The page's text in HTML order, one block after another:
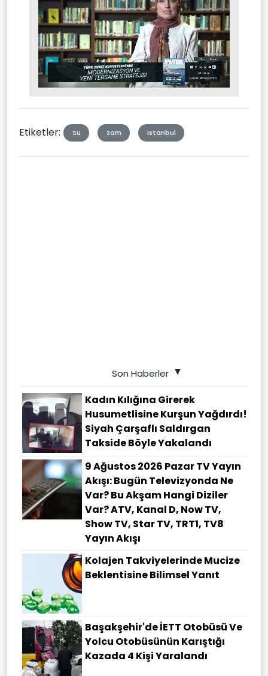
Mute Stream
Etiketler: Su zam istanbul
Son Haberler
Kadın Kılığına Girerek
Husumetlisine Kurşun Yağdırdı!
Siyah Çarşaflı Saldırgan
Takside Böyle Yakalandı
9 Ağustos 2026 Pazar TV Yayın
Akışı: Bugün Televizyonda Ne
Var? Bu Akşam Hangi Diziler
Var? ATV, Kanal D, Now TV,
Show TV, Star TV, TRT1, TV8
Yayın Akışı
Kolajen Takviyelerinde Mucize
Beklentisine Bilimsel Yanıt
Başakşehir'de İETT Otobüsü Ve
Yolcu Otobüsünün Karıştığı
Kazada 4 Kişi Yaralandı